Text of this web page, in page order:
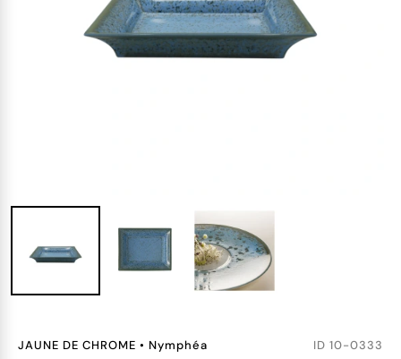
JAUNE DE CHROME • Nymphéa ID 10-0333